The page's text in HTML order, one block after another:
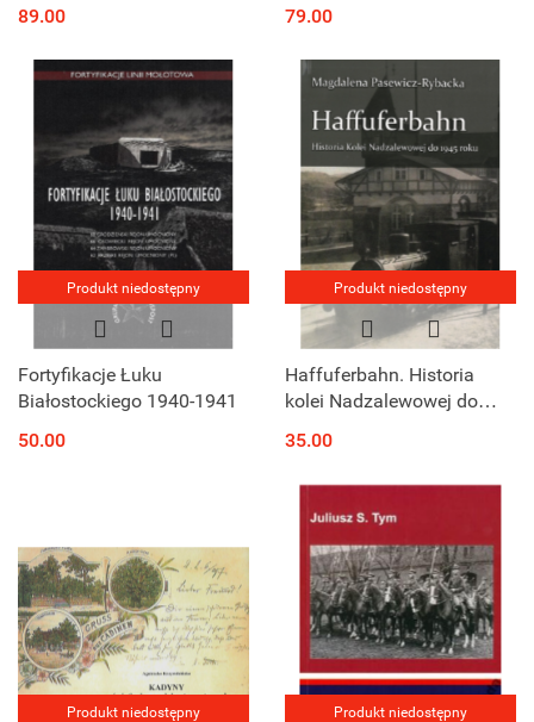
89.00 79.00
Produkt niedostępny
Fortyfikacje Łuku
Białostockiego 1940-1941
50.00
Produkt niedostępny
Haffuferbahn. Historia
kolei Nadzalewowej do
35.00
Produkt niedostępny Produkt niedostępny